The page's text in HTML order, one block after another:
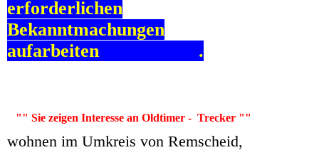
erforderlichen
Bekanntmachungen
aufarbeiten .
"" Sie zeigen Interesse an Oldtimer - Trecker ""
wohnen im Umkreis von Remscheid,